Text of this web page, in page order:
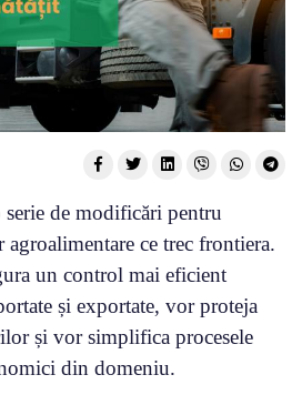
de modificări pentru
ce trec frontiera.
un control mai eficient
și exportate, vor proteja
și vor simplifica procesele
din domeniu.